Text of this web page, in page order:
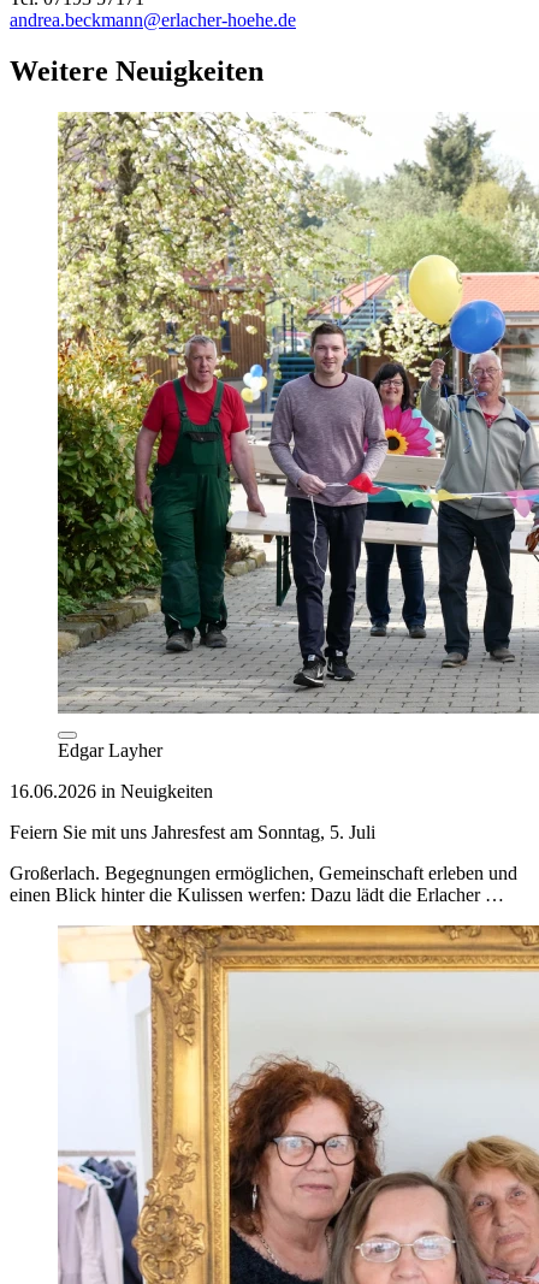
andrea.beckmann@erlacher-hoehe.de
Weitere Neuigkeiten
Edgar Layher
16.06.2026 in Neuigkeiten
Feiern Sie mit uns Jahresfest am Sonntag, 5. Juli
Großerlach. Begegnungen ermöglichen, Gemeinschaft erleben und
einen Blick hinter die Kulissen werfen: Dazu lädt die Erlacher …